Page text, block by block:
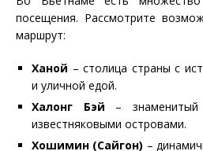
посещения. Рассмотрите
маршрут:
Ханой – столица страны с
и уличной едой.
Халонг Бэй – знаменитый
известняковыми островами.
Хошимин (Сайгон) –